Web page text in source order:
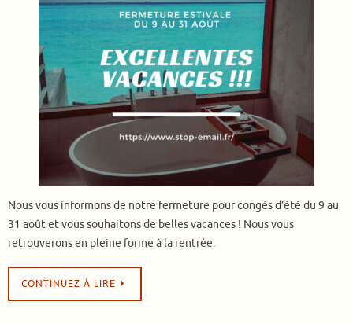
Nous vous informons de notre fermeture pour congés d’été du 9 au
31 août et vous souhaitons de belles vacances ! Nous vous
retrouverons en pleine forme à la rentrée.
CONTINUEZ À LIRE